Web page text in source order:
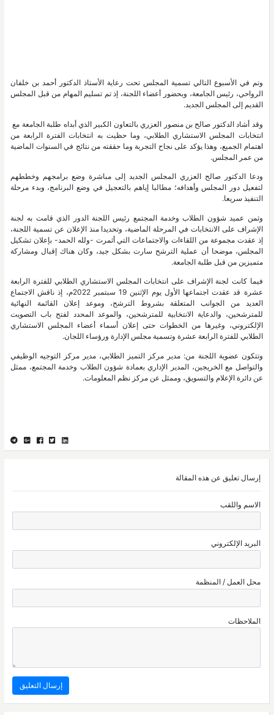
وتم في الأسبوع التالي تسمية المجلس تحت رعاية الأستاذ الدكتور أحمد بن خلفان
الرواحي، رئيس الجامعة، وبحضور أعضاء اللجنة، إذ تم تسليم المهام من قبل المجلس
القديم إلى المجلس الجديد.
وقد أشاد الدكتور صالح بن منصور العزري بالتعاون الكبير الذي أبداه طلبة الجامعة مع
انتخابات المجلس الاستشاري الطلابي، وما حظيت به انتخابات الفترة الرابعة من
اهتمام الجميع، وهذا يؤكد على نجاح التجربة وما حققته من نتائج في السنوات الماضية
من عمر المجلس.
ودعا الدكتور صالح العزري المجلس الجديد إلى مباشرة وضع برامجهم وخططهم
لتفعيل دور المجلس وأهدافه؛ مطالبا إياهم بالتعجيل في وضع البرنامج، وبدء مرحلة
التنفيذ سريعا.
وثمن عميد شؤون الطلاب وخدمة المجتمع رئيس اللجنة الدور الذي قامت به لجنة
الإشراف على الانتخابات في المرحلة الماضية، وتحديدا منذ الإعلان عن تسمية اللجنة،
إذ عقدت مجموعة من اللقاءات والاجتماعات التي أثمرت -ولله الحمد- بإعلان تشكيل
المجلس، موضحا أن عملية الترشح سارت بشكل جيد، وكان هناك إقبال ومشاركة
متميزين من قبل طلبة الجامعة.
فيما كانت لجنة الإشراف على انتخابات المجلس الاستشاري الطلابي للفترة الرابعة
عشرة قد عقدت اجتماعها الأول يوم الإثنين 19 سبتمبر 2022م، إذ ناقش الاجتماع
العديد من الجوانب المتعلقة بشروط الترشح، وموعد إعلان القائمة النهائية
للمترشحين، والدعاية الانتخابية للمترشحين، والموعد المحدد لفتح باب التصويت
الإلكتروني، وغيرها من الخطوات حتى إعلان أسماء أعضاء المجلس الاستشاري
الطلابي للفترة الرابعة عشرة وتسمية مجلس الإدارة ورؤساء اللجان.
وتتكون عضوية اللجنة من: مدير مركز التميز الطلابي، مدير مركز التوجيه الوظيفي
والتواصل مع الخريجين، المدير الإداري بعمادة شؤون الطلاب وخدمة المجتمع، ممثل
عن دائرة الإعلام والتسويق، وممثل عن مركز نظم المعلومات.
إرسال تعليق عن هذه المقالة
الاسم واللقب
البريد الإلكتروني
محل العمل / المنظمة
الملاحظات